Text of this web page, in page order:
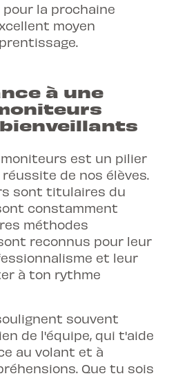
la prochaine
moyen
à une
moniteurs est un pilier
de nos élèves.
sont titulaires du
constamment
méthodes
reconnus pour leur
et leur
à ton rythme
souvent
de l'équipe, qui t'aide
au volant et à
Que tu sois